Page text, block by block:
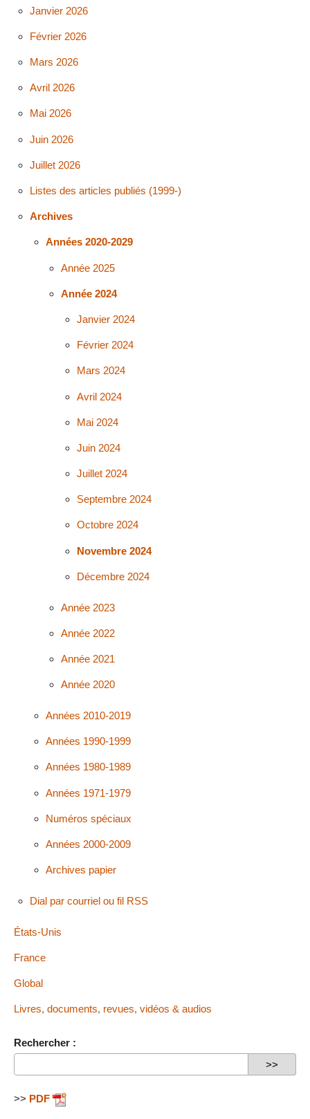
Janvier 2026
Février 2026
Mars 2026
Avril 2026
Mai 2026
Juin 2026
Juillet 2026
Listes des articles publiés (1999-)
Archives
Années 2020-2029
Année 2025
Année 2024
Janvier 2024
Février 2024
Mars 2024
Avril 2024
Mai 2024
Juin 2024
Juillet 2024
Septembre 2024
Octobre 2024
Novembre 2024
Décembre 2024
Année 2023
Année 2022
Année 2021
Année 2020
Années 2010-2019
Années 1990-1999
Années 1980-1989
Années 1971-1979
Numéros spéciaux
Années 2000-2009
Archives papier
Dial par courriel ou fil RSS
États-Unis
France
Global
Livres, documents, revues, vidéos & audios
Rechercher :
>> PDF